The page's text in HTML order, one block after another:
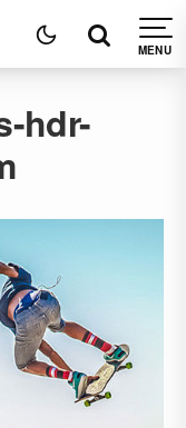
hdr-